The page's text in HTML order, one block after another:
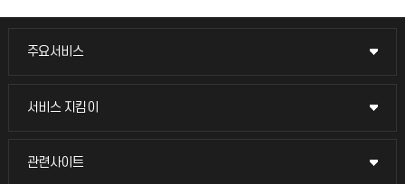
주요서비스
주요서비스
교무회의방송
서비스 지킴이
서비스 지킴이
묻고 답하기
관련사이트
관련사이트